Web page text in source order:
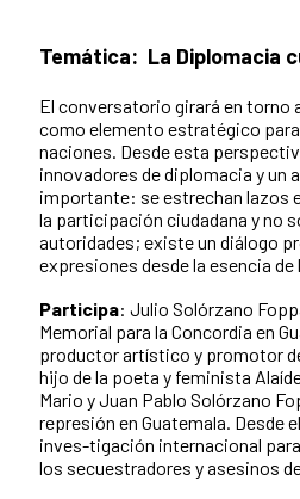
Temática: La Diplomacia
El conversatorio girará en torno
como elemento estratégico
naciones. Desde esta
innovadores de diplomacia y un
importante: se estrechan lazos
la participación ciudadana y no
autoridades; existe un diálogo
expresiones desde la esencia de
Participa: Julio Solórzano
Memorial para la Concordia en
productor artístico y promotor
hijo de la poeta y feminista
Mario y Juan Pablo Solórzano
represión en Guatemala. Desde
inves-tigación internacional
los secuestradores y asesinos